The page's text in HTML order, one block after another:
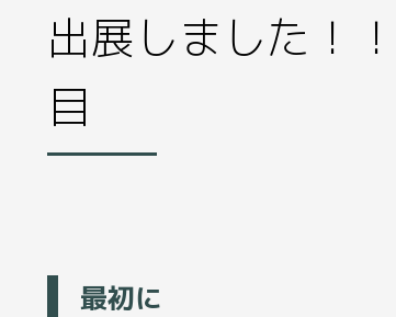
出展しました！
目
最初に